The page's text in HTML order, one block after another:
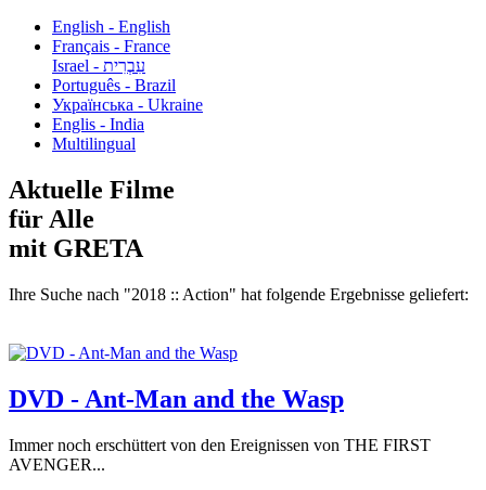
English - English
Français - France
עִבְרִית - Israel
Português - Brazil
Українська - Ukraine
Englis - India
Multilingual
Aktuelle Filme
für Alle
mit GRETA
Ihre Suche nach "2018 :: Action" hat folgende Ergebnisse geliefert:
DVD - Ant-Man and the Wasp
Immer noch erschüttert von den Ereignissen von THE FIRST
AVENGER...